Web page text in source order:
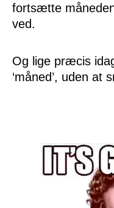
fortsætte
ved.
Og lige præcis
‘måned’, uden at